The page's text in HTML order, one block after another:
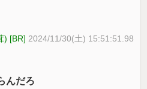
) [BR] 2024/11/30(土) 15:51:51.98
んだろ